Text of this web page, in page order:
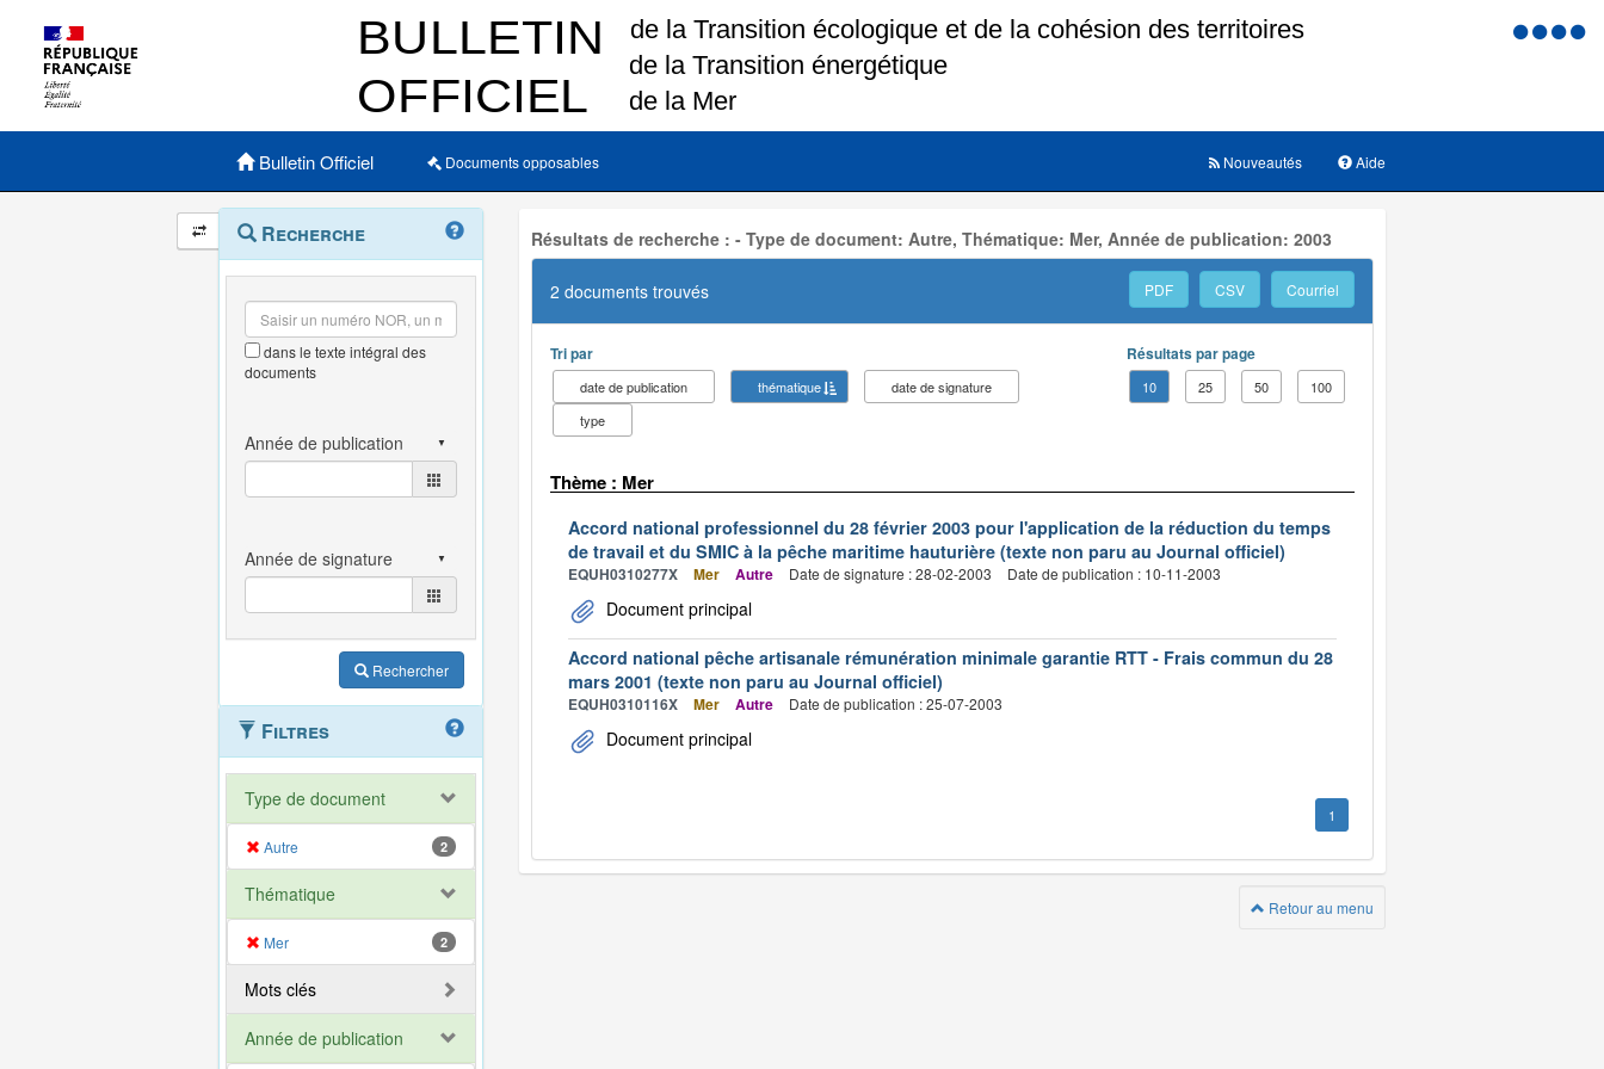
Menu
Menu principal
Bulletin Officiel Documents opposables Aide
Nouveautés
Navigation
et
outils
annexes
Menu
contextuel
Recherche
dans le texte intégral des
documents
Rechercher
Filtres
Type de document
Autre 2
Thématique
Mer 2
Mots clés
Année de publication
Résultats de recherche : - Type de document: Autre, Thématique: Mer, Année de publication: 2003
2 documents trouvés PDF CSV Courriel
Tri par
date de publication thématique
date de signature
type
Résultats par page
10 25 50 100
Thème : Mer
Accord national professionnel du 28 février 2003 pour l'application de la réduction du temps
de travail et du SMIC à la pêche maritime hauturière (texte non paru au Journal officiel)
EQUH0310277X Mer Autre Date de signature : 28-02-2003 Date de publication : 10-11-2003
Document principal
Accord national pêche artisanale rémunération minimale garantie RTT - Frais commun du 28
mars 2001 (texte non paru au Journal officiel)
EQUH0310116X Mer Autre Date de publication : 25-07-2003
Document principal
1
Retour au menu